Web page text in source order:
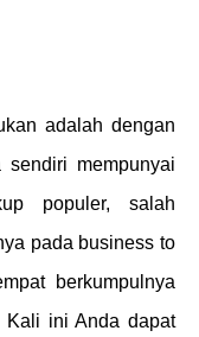
adalah dengan
mempunyai
populer, salah
pada business to
berkumpulnya
Kali ini Anda dapat